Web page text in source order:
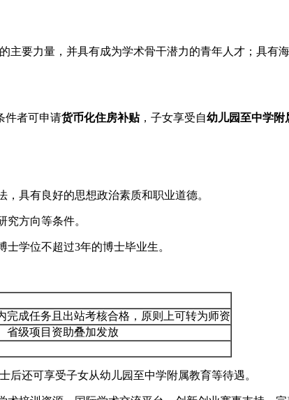
要力量，并具有成为学术骨干潜力的青年人才；具有
件者可申请货币化住房补贴，子女享受自幼儿园至中学附
具有良好的思想政治素质和职业道德。
方向等条件。
学位不超过3年的博士毕业生。
完成任务且出站考核合格，原则上可转为师资
省级项目资助叠加发放
还可享受子女从幼儿园至中学附属教育等待遇。